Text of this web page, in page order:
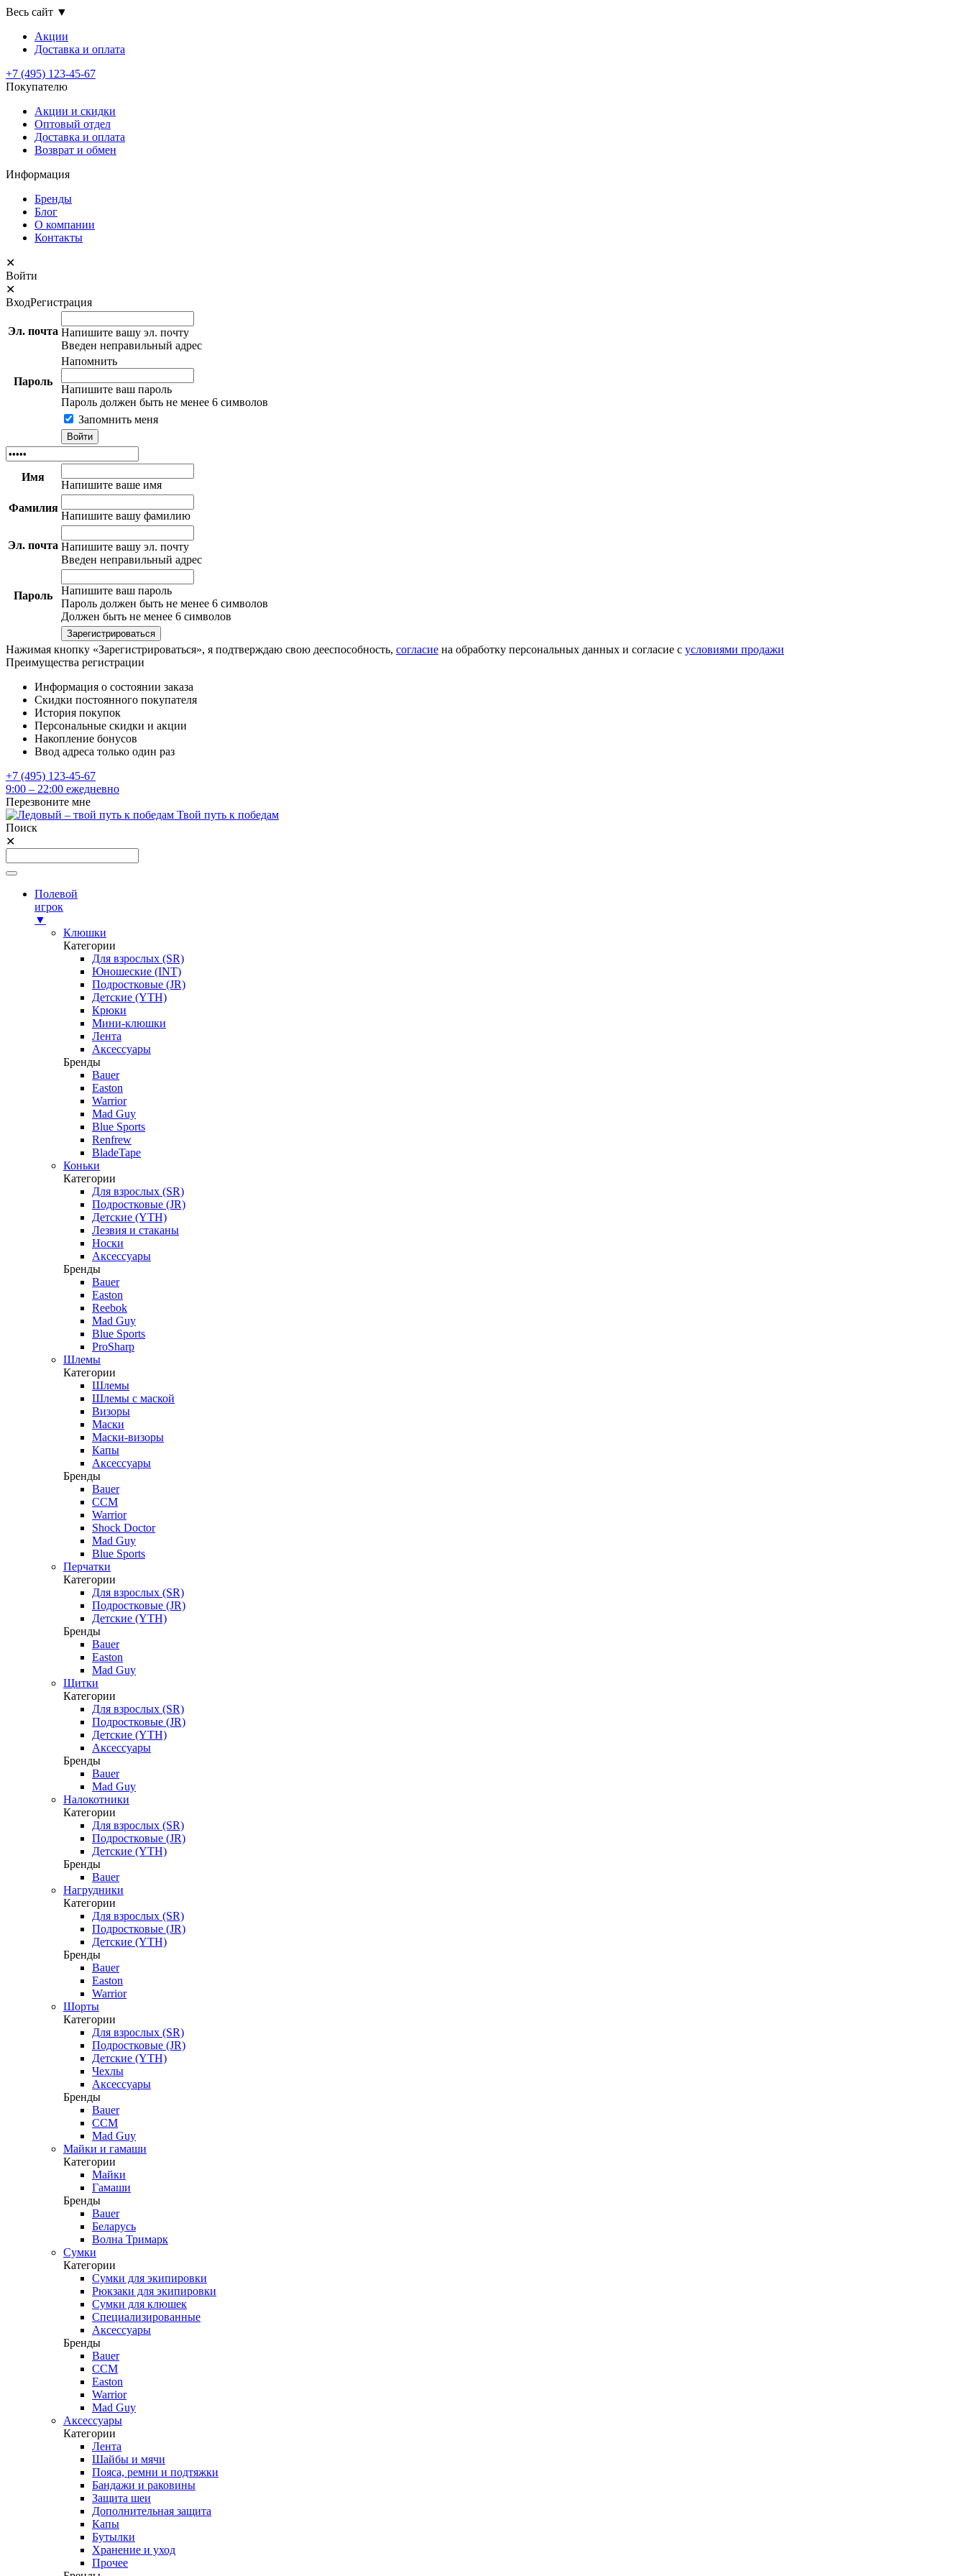
Весь сайт ▼
Акции
Доставка и оплата
+7 (495) 123-45-67
Покупателю
Акции и скидки
Оптовый отдел
Доставка и оплата
Возврат и обмен
Информация
Бренды
Блог
О компании
Контакты
✕
Войти
✕
ВходРегистрация
Эл. почта Напишите вашу эл. почту
Введен неправильный адрес
Пароль
Напомнить
Напишите ваш пароль
Пароль должен быть не менее 6 символов
Запомнить меня
Имя
Напишите ваше имя
Фамилия
Напишите вашу фамилию
Эл. почта Напишите вашу эл. почту
Введен неправильный адрес
Пароль
Напишите ваш пароль
Пароль должен быть не менее 6 символов
Должен быть не менее 6 символов
Нажимая кнопку «Зарегистрироваться», я подтверждаю свою дееспособность, согласие на обработку персональных данных и согласие с условиями продажи
Преимущества регистрации
Информация о состоянии заказа
Скидки постоянного покупателя
История покупок
Персональные скидки и акции
Накопление бонусов
Ввод адреса только один раз
+7 (495) 123-45-67
9:00 – 22:00 ежедневно
Перезвоните мне
Твой путь к победам
Поиск
✕
Полевой
игрок
▼
Клюшки
Категории
Для взрослых (SR)
Юношеские (INT)
Подростковые (JR)
Детские (YTH)
Крюки
Мини-клюшки
Лента
Аксессуары
Бренды
Bauer
Easton
Warrior
Mad Guy
Blue Sports
Renfrew
BladeTape
Коньки
Категории
Для взрослых (SR)
Подростковые (JR)
Детские (YTH)
Лезвия и стаканы
Носки
Аксессуары
Бренды
Bauer
Easton
Reebok
Mad Guy
Blue Sports
ProSharp
Шлемы
Категории
Шлемы
Шлемы с маской
Визоры
Маски
Маски-визоры
Капы
Аксессуары
Бренды
Bauer
CCM
Warrior
Shock Doctor
Mad Guy
Blue Sports
Перчатки
Категории
Для взрослых (SR)
Подростковые (JR)
Детские (YTH)
Бренды
Bauer
Easton
Mad Guy
Щитки
Категории
Для взрослых (SR)
Подростковые (JR)
Детские (YTH)
Аксессуары
Бренды
Bauer
Mad Guy
Налокотники
Категории
Для взрослых (SR)
Подростковые (JR)
Детские (YTH)
Бренды
Bauer
Нагрудники
Категории
Для взрослых (SR)
Подростковые (JR)
Детские (YTH)
Бренды
Bauer
Easton
Warrior
Шорты
Категории
Для взрослых (SR)
Подростковые (JR)
Детские (YTH)
Чехлы
Аксессуары
Бренды
Bauer
CCM
Mad Guy
Майки и гамаши
Категории
Майки
Гамаши
Бренды
Bauer
Беларусь
Волна Тримарк
Сумки
Категории
Сумки для экипировки
Рюкзаки для экипировки
Сумки для клюшек
Специализированные
Аксессуары
Бренды
Bauer
CCM
Easton
Warrior
Mad Guy
Аксессуары
Категории
Лента
Шайбы и мячи
Пояса, ремни и подтяжки
Бандажи и раковины
Защита шеи
Дополнительная защита
Капы
Бутылки
Хранение и уход
Прочее